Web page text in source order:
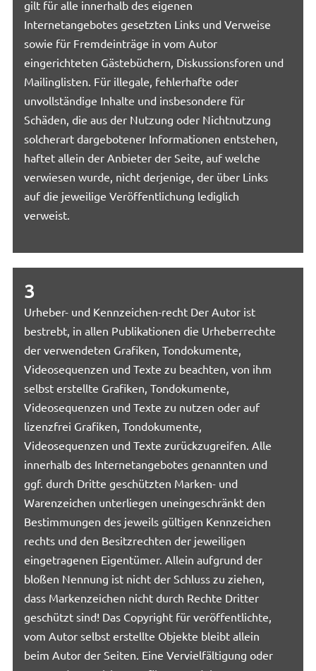
gilt für alle innerhalb des eigenen
Internetangebotes gesetzten Links und Verweise
sowie für Fremdeinträge in vom Autor
eingerichteten Gästebüchern, Diskussionsforen und
Mailinglisten. Für illegale, fehlerhafte oder
unvollständige Inhalte und insbesondere für
Schäden, die aus der Nutzung oder Nichtnutzung
solcherart dargebotener Informationen entstehen,
haftet allein der Anbieter der Seite, auf welche
verwiesen wurde, nicht derjenige, der über Links
auf die jeweilige Veröffentlichung lediglich
verweist.
3
Urheber- und Kennzeichen-recht Der Autor ist
bestrebt, in allen Publikationen die Urheberrechte
der verwendeten Grafiken, Tondokumente,
Videosequenzen und Texte zu beachten, von ihm
selbst erstellte Grafiken, Tondokumente,
Videosequenzen und Texte zu nutzen oder auf
lizenzfrei Grafiken, Tondokumente,
Videosequenzen und Texte zurückzugreifen. Alle
innerhalb des Internetangebotes genannten und
ggf. durch Dritte geschützten Marken- und
Warenzeichen unterliegen uneingeschränkt den
Bestimmungen des jeweils gültigen Kennzeichen
rechts und den Besitzrechten der jeweiligen
eingetragenen Eigentümer. Allein aufgrund der
bloßen Nennung ist nicht der Schluss zu ziehen,
dass Markenzeichen nicht durch Rechte Dritter
geschützt sind! Das Copyright für veröffentlichte,
vom Autor selbst erstellte Objekte bleibt allein
beim Autor der Seiten. Eine Vervielfältigung oder